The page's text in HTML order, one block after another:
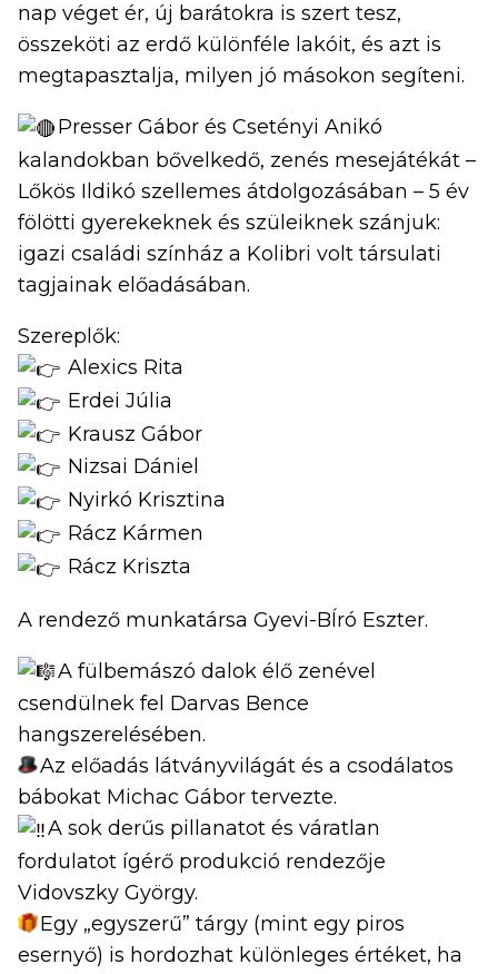
nap véget ér, új barátokra is szert tesz,
összeköti az erdő különféle lakóit, és azt is
megtapasztalja, milyen jó másokon segíteni.
Presser Gábor és Csetényi Anikó
kalandokban bővelkedő, zenés mesejátékát –
Lőkös Ildikó szellemes átdolgozásában – 5 év
fölötti gyerekeknek és szüleiknek szánjuk:
igazi családi színház a Kolibri volt társulati
tagjainak előadásában.
Szereplők:
Alexics Rita
Erdei Júlia
Krausz Gábor
Nizsai Dániel
Nyirkó Krisztina
Rácz Kármen
Rácz Kriszta
A rendező munkatársa Gyevi-BÍró Eszter.
A fülbemászó dalok élő zenével
csendülnek fel Darvas Bence
hangszerelésében.
Az előadás látványvilágát és a csodálatos
bábokat Michac Gábor tervezte.
A sok derűs pillanatot és váratlan
fordulatot ígérő produkció rendezője
Vidovszky György.
Egy „egyszerű” tárgy (mint egy piros
esernyő) is hordozhat különleges értéket, ha